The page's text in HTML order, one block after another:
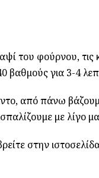
του φούρνου,
βαθμούς για 3-4
από πάνω
με λίγο
στην